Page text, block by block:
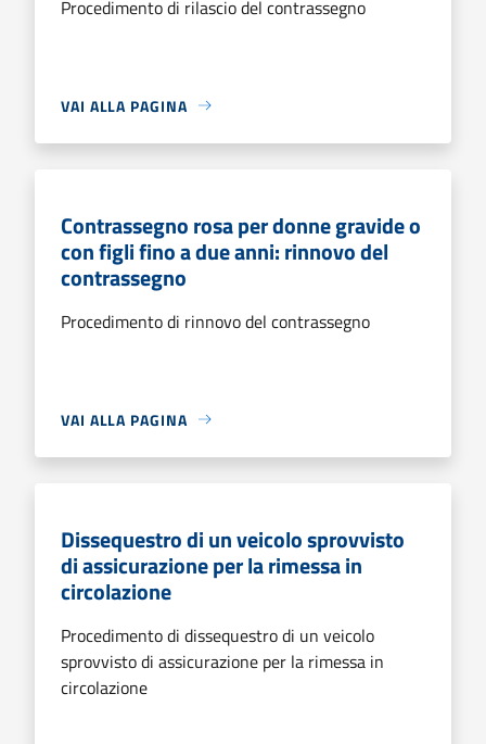
Procedimento di rilascio del contrassegno
VAI ALLA PAGINA
Contrassegno rosa per donne gravide o
con figli fino a due anni: rinnovo del
contrassegno
Procedimento di rinnovo del contrassegno
VAI ALLA PAGINA
Dissequestro di un veicolo sprovvisto
di assicurazione per la rimessa in
circolazione
Procedimento di dissequestro di un veicolo
sprovvisto di assicurazione per la rimessa in
circolazione